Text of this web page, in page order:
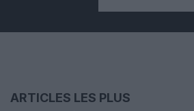
ARTICLES LES PLUS